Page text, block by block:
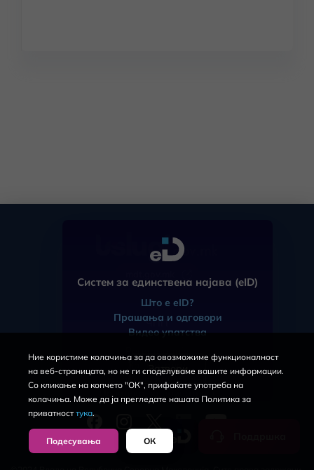
ЧПП
eID
За порталот
Услови за користење
Политика за приватност
Систем за единствена најава (eID)
Што е eID?
Прашања и одговори
Видео упатства
Затвори
Ние користиме колачиња за да овозможиме функционалност
на веб-страницата, но не ги споделуваме вашите информации.
Со кликање на копчето "ОК", прифаќате употреба на
колачиња. Може да ја прегледате нашата Политика за
приватносттука.
Подесувања ОК